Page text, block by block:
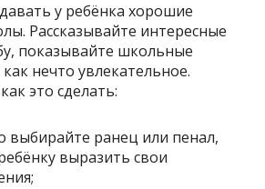
у ребёнка хорошие
Рассказывайте интересные
показывайте школьные
нечто увлекательное.
это сделать:
выбирайте ранец или пенал,
выразить свои